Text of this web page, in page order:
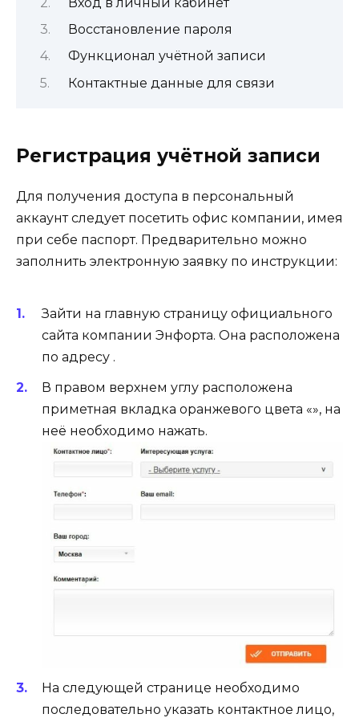
Восстановление пароля
Функционал учётной записи
Контактные данные для связи
Регистрация учётной записи
Для получения доступа в персональный
аккаунт следует посетить офис компании, имея
при себе паспорт. Предварительно можно
заполнить электронную заявку по инструкции:
Зайти на главную страницу официального
сайта компании Энфорта. Она расположена
по адресу .
В правом верхнем углу расположена
приметная вкладка оранжевого цвета «», на
неё необходимо нажать.
На следующей странице необходимо
последовательно указать контактное лицо,